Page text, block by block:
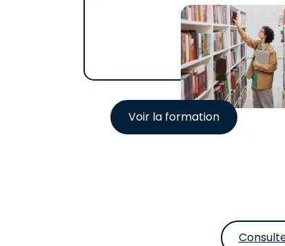
Voir la formation